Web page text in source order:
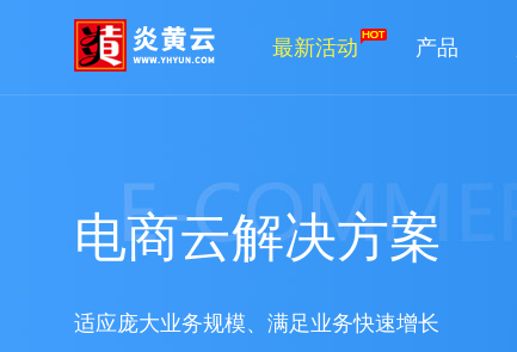
最新活动 产品
电商云解决方案
适应庞大业务规模、满足业务快速增长